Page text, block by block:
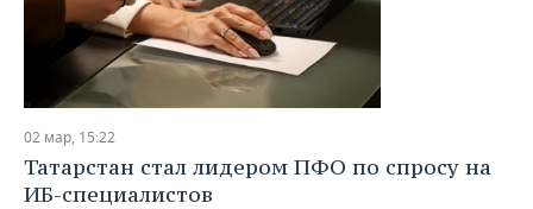
02 мар, 15:22
Татарстан стал лидером ПФО по спросу на
ИБ-специалистов